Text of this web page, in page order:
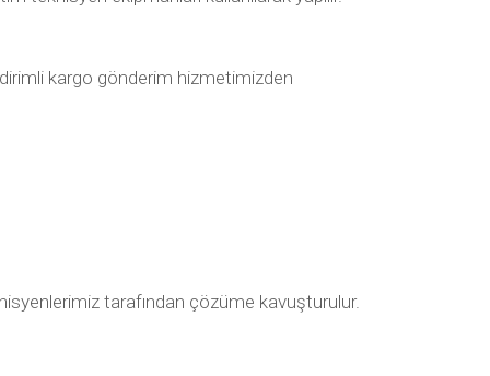
kargo gönderim hizmetimizden
tarafından çözüme kavuşturulur.